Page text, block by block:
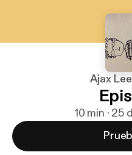
Ajax
10 min · 25